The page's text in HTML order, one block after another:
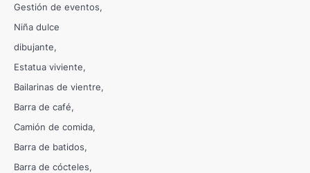
Gestión de eventos
Niña dulce
dibujante
Estatua viviente
Bailarinas de vientre
Barra de café
Camión de comida
Barra de batidos
Barra de cócteles